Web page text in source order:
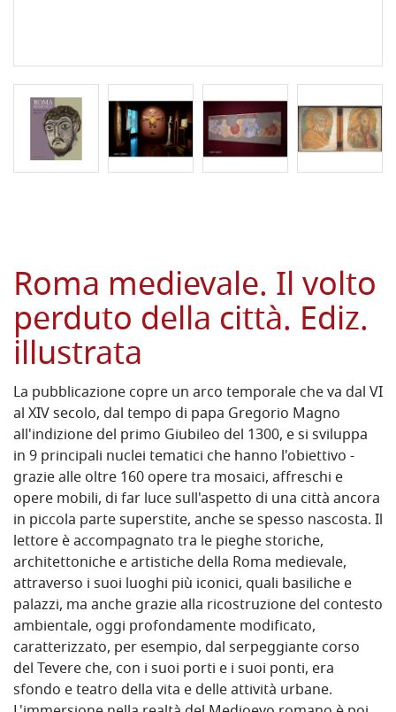
Roma medievale. Il volto
perduto della città. Ediz.
illustrata
La pubblicazione copre un arco temporale che va dal VI
al XIV secolo, dal tempo di papa Gregorio Magno
all'indizione del primo Giubileo del 1300, e si sviluppa
in 9 principali nuclei tematici che hanno l'obiettivo -
grazie alle oltre 160 opere tra mosaici, affreschi e
opere mobili, di far luce sull'aspetto di una città ancora
in piccola parte superstite, anche se spesso nascosta. Il
lettore è accompagnato tra le pieghe storiche,
architettoniche e artistiche della Roma medievale,
attraverso i suoi luoghi più iconici, quali basiliche e
palazzi, ma anche grazie alla ricostruzione del contesto
ambientale, oggi profondamente modificato,
caratterizzato, per esempio, dal serpeggiante corso
del Tevere che, con i suoi porti e i suoi ponti, era
sfondo e teatro della vita e delle attività urbane.